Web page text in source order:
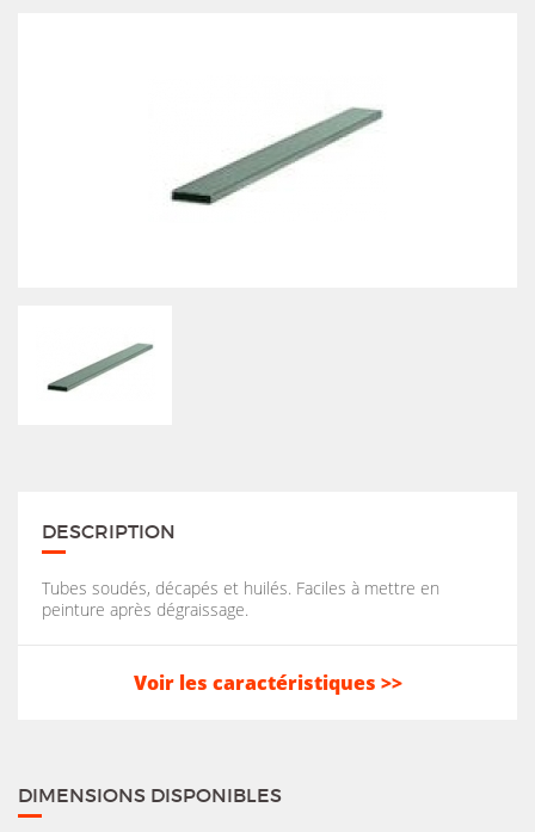
DESCRIPTION
Tubes soudés, décapés et huilés. Faciles à mettre en
peinture après dégraissage.
Voir les caractéristiques >>
DIMENSIONS DISPONIBLES